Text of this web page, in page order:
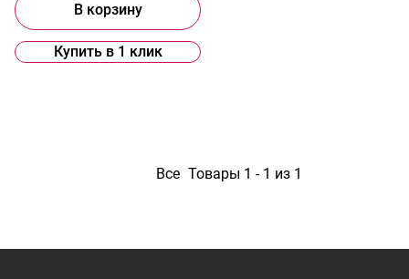
В корзину
Купить в 1 клик
Все Товары 1 - 1 из 1